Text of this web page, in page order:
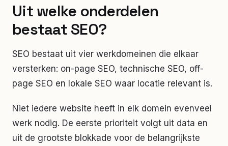
Uit welke onderdelen
bestaat SEO?
SEO bestaat uit vier werkdomeinen die elkaar
versterken: on-page SEO, technische SEO, off-
page SEO en lokale SEO waar locatie relevant is.
Niet iedere website heeft in elk domein evenveel
werk nodig. De eerste prioriteit volgt uit data en
uit de grootste blokkade voor de belangrijkste